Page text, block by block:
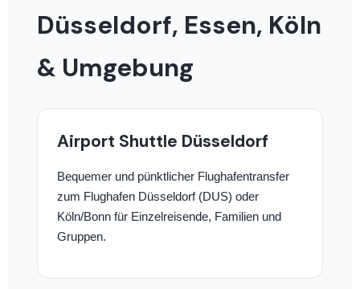
Düsseldorf, Essen, Köln
& Umgebung
Airport Shuttle Düsseldorf
Bequemer und pünktlicher Flughafentransfer
zum Flughafen Düsseldorf (DUS) oder
Köln/Bonn für Einzelreisende, Familien und
Gruppen.